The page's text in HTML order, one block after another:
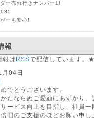
ー売れ行きナンバー1!
一も安心!
報
は RSSで配信しています
04日
でとうございます。
かたならぬご愛顧にあずかり、
ービス向上を目指し、社員一
旧のご支援のほどお願い申し